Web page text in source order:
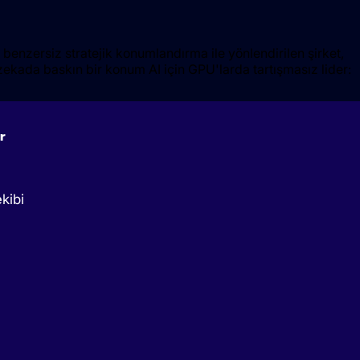
stratejik konumlandırma ile yönlendirilen şirket,
baskın bir konum AI için GPU'larda tartışmasız lider: